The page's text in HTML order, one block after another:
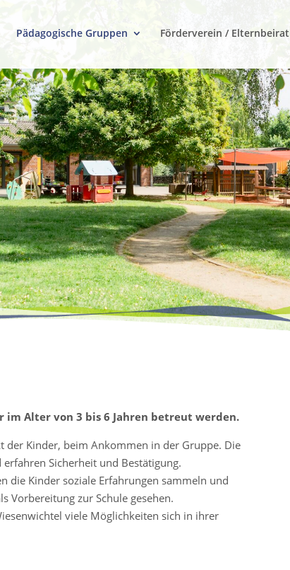
Pädagogische Gruppen Förderverein / Elternbeirat
im Alter von 3 bis 6 Jahren betreut werden.
Kinder, beim Ankommen in der Gruppe. Die
Sicherheit und Bestätigung.
die Kinder soziale Erfahrungen sammeln und
Vorbereitung zur Schule gesehen.
viele Möglichkeiten sich in ihrer